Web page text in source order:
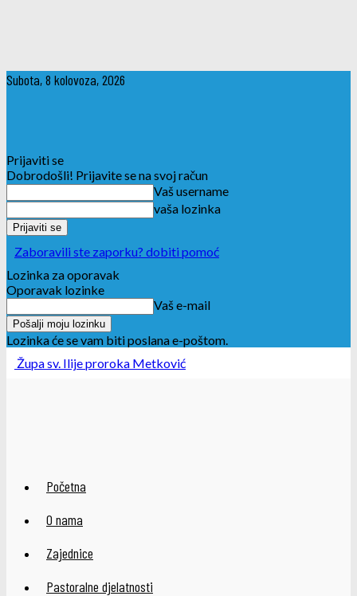
Subota, 8 kolovoza, 2026
Prijaviti se
Dobrodošli! Prijavite se na svoj račun
Vaš username
vaša lozinka
Zaboravili ste zaporku? dobiti pomoć
Lozinka za oporavak
Oporavak lozinke
Vaš e-mail
Lozinka će se vam biti poslana e-poštom.
Župa sv. Ilije proroka Metković
Početna
O nama
Zajednice
Pastoralne djelatnosti